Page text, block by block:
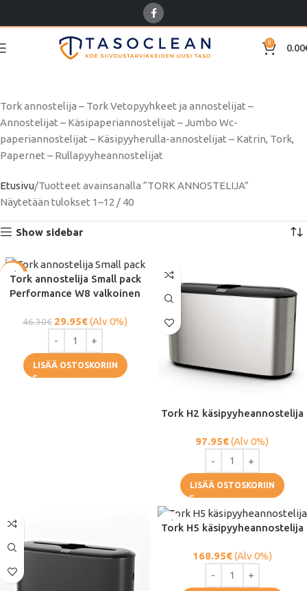
0 0.00
Tork annostelija – Tork Vetopyyhkeet ja annostelijat –
Annostelijat – Käsipaperiannostelijat – Jumbo Wc-
paperiannostelijat – Käsipyyherulla-annostelijat – Katrin, Tork,
Papernet – Rullapyyheannostelijat
Etusivu Tuotteet avainsanalla “TORK ANNOSTELIJA”
Näytetään tulokset 1–12 / 40
Show sidebar
-35%
Tork annostelija Small pack
Performance W8 valkoinen
46.30€ 29.95€(Alv 0%)
LISÄÄ OSTOSKORIIN
Tork H2 käsipyyheannostelija
97.95€(Alv 0%)
LISÄÄ OSTOSKORIIN
Tork H5 käsipyyheannostelija
168.95€(Alv 0%)